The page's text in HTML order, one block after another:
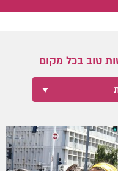
טוב בכל מקום